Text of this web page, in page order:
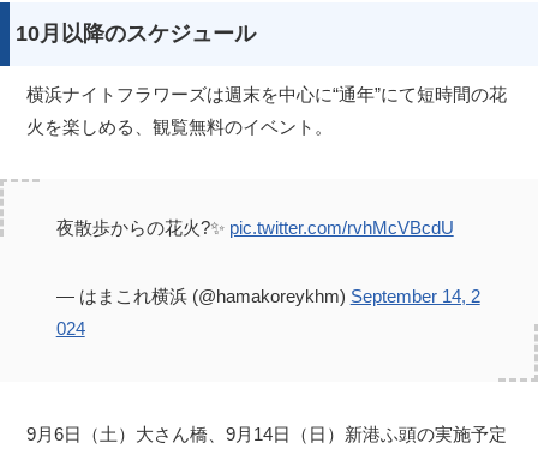
10月以降のスケジュール
横浜ナイトフラワーズは週末を中心に“通年”にて短時間の花
火を楽しめる、観覧無料のイベント。
夜散歩からの花火?✨ pic.twitter.com/rvhMcVBcdU
— はまこれ横浜 (@hamakoreykhm) September 14, 2
024
9月6日（土）大さん橋、9月14日（日）新港ふ頭の実施予定